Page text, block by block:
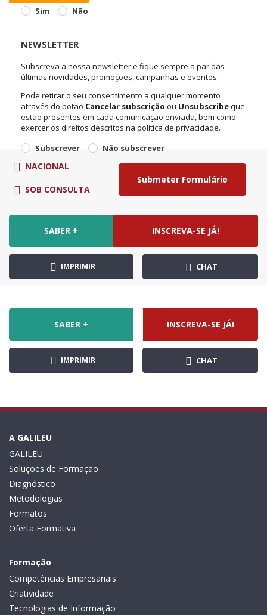
NACIONAL SOB CONSULTA
SOB CONSULTA
SABER + INSCREVA-SE JÁ!
IMPRIMIR CHAT
SABER + INSCREVA-SE JÁ!
IMPRIMIR CHAT
Sim
Não
NEWSLETTER
Subscreva a nossa newsletter e fique sempre a par das
últimas novidades, promoções, campanhas e eventos.
Pode retirar o seu consentimento a qualquer momento
através do botão Cancelar subscrição ou Unsubscribeque
estão presentes em cada comunicação enviada, bem como
exercer os direitos descritos na politica de privacidade.
Subscrever
Não subscrever
A GALILEU
GALILEU
Soluções de Formação
Diagnóstico
Metodologias
Formatos
Oferta Formativa
Formação
Competências Empresariais
Criatividade
Tecnologias de Informação